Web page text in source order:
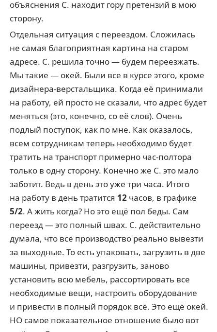
объяснения С. находит гору претензий в мою
сторону.
Отдельная ситуация с переездом. Сложилась
не самая благоприятная картина на старом
адресе. С. решила точно — будем переезжать.
Мы такие — окей. Были все в курсе этого, кроме
дизайнера-верстальщика. Когда её принимали
на работу, ей просто не сказали, что адрес будет
меняться (это, конечно, со её слов). Очень
подлый поступок, как по мне. Как оказалось,
всем сотрудникам теперь необходимо будет
тратить на транспорт примерно час-полтора
только в одну сторону. Конечно же С. это мало
заботит. Ведь в день это уже три часа. Итого
на работу в день тратится 12 часов, в графике
5/2. А жить когда? Но это ещё пол беды. Сам
переезд — это полный швах. С. действительно
думала, что всё производство реально вывезти
за выходные. То есть упаковать, загрузить в две
машины, привезти, разгрузить, заново
установить всю мебель, рассортировать все
необходимые вещи, настроить оборудование
и привести в полный порядок всё. Это ещё окей.
НО самое показательное отношение было вот